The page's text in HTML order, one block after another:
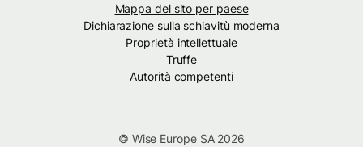
Mappa del sito per paese
Dichiarazione sulla schiavitù moderna
Proprietà intellettuale
Truffe
Autorità competenti
© Wise Europe SA 2026